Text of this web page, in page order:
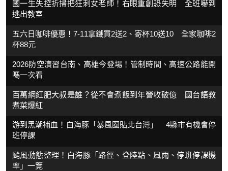
國一生失控折掃把狂刺女老師！右眼重創恐失明 全班嚇到
逃出教室
五六日咖啡優惠！7-11拿鐵買2送2、寄杯10送10 全家咖啡2
杯88元
2026防空演習台南、高雄今登場！管制時間、高速公路能開
嗎一次看
百萬網紅肥大叔是誰？從不會煮飯到年營收破億 國台語教
煮菜爆紅
游到黑潮補血！白海豚「暴風圈貼北台灣」 4縣市有機會停
班停課
颱風動態整理！白海豚「路徑、登陸點、風雨、停班停課機
率」一覽